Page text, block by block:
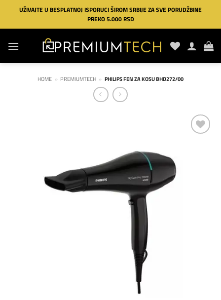
Preskoči
sadržaj
UŽIVAJTE U BESPLATNOJ ISPORUCI ŠIROM SRBIJE ZA SVE PORUDŽBINE
PREKO 5.000 RSD
HOME » PREMIUMTECH » PHILIPS FEN ZA KOSU BHD272/00